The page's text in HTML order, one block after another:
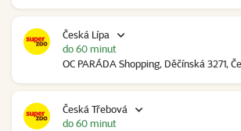
Česká Lípa
OC PARÁDA Shopping, Děčínská 3271,
do 60 minut
Česká Třebová
do 60 minut